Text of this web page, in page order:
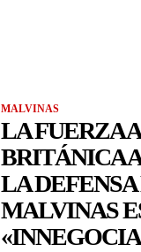
MALVINAS
LA FUERZA
BRITÁNICA
LA
MALVINAS